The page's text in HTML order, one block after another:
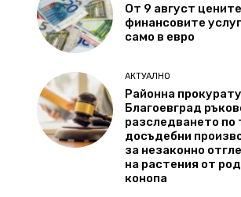
От 9 август
финансовите
само в евро
АКТУАЛНО
Районна
Благоевград
разследването по
досъдебни
за незаконно
на растения от
конопа